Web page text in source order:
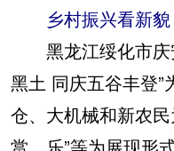
乡村振兴看新貌
黑龙江绥化市庆
黑土 同庆五谷丰登”
仓、大机械和新农民